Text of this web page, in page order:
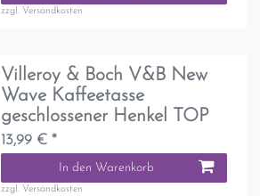
zzgl. Versandkosten
Villeroy & Boch V&B New
Wave Kaffeetasse
geschlossener Henkel TOP
13,99 € *
In den Warenkorb
zzgl. Versandkosten